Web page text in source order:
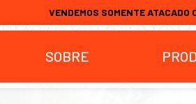
VENDEMOS SOMENTE ATACADO
SOBRE